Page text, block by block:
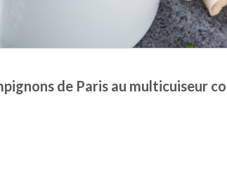
de Paris au multicuiseur